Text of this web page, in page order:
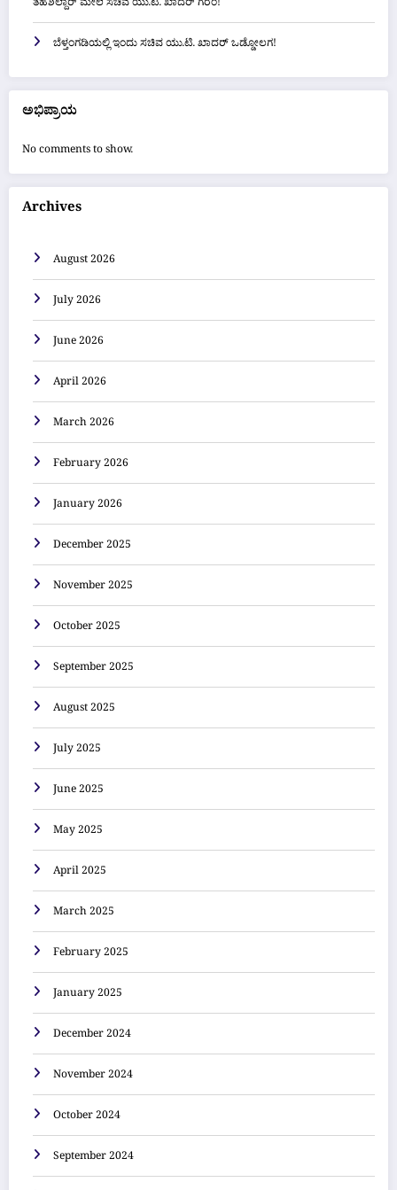
ತಹಶಿಲ್ದಾರ್ ಮೇಲೆ ಸಚಿವ ಯು.ಟಿ. ಖಾದರ್ ಗರಂ!
ಬೆಳ್ತಂಗಡಿಯಲ್ಲಿ ಇಂದು ಸಚಿವ ಯು.ಟಿ. ಖಾದರ್ ಒಡ್ಡೋಲಗ!
ಅಭಿಪ್ರಾಯ
No comments to show.
Archives
August 2026
July 2026
June 2026
April 2026
March 2026
February 2026
January 2026
December 2025
November 2025
October 2025
September 2025
August 2025
July 2025
June 2025
May 2025
April 2025
March 2025
February 2025
January 2025
December 2024
November 2024
October 2024
September 2024